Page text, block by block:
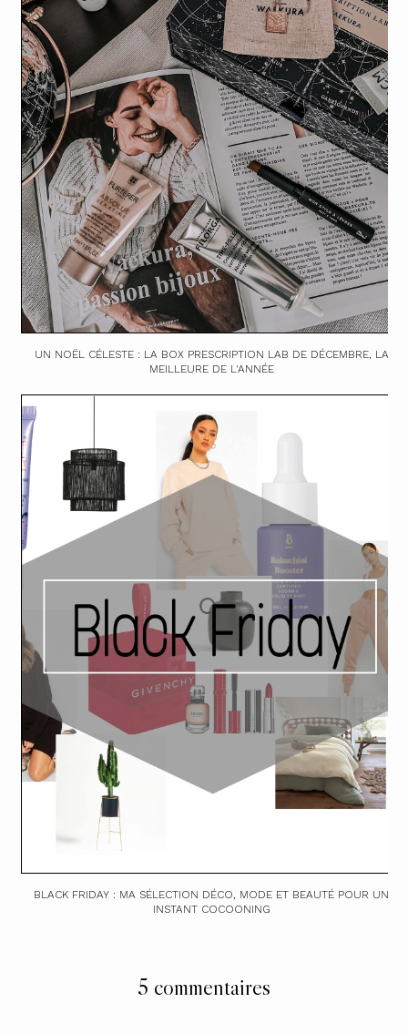
UN NOËL CÉLESTE : LA BOX PRESCRIPTION LAB DE DÉCEMBRE, LA
MEILLEURE DE L'ANNÉE
BLACK FRIDAY : MA SÉLECTION DÉCO, MODE ET BEAUTÉ POUR UN
INSTANT COCOONING
5 commentaires